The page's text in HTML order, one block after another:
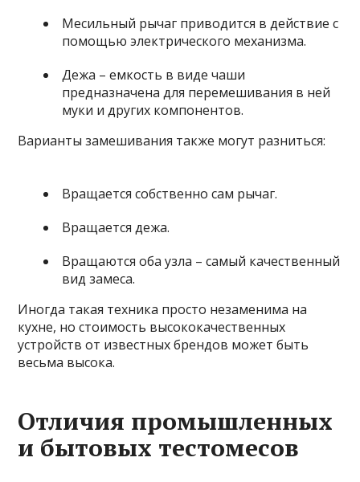
Месильный рычаг приводится в действие с
помощью электрического механизма.
Дежа – емкость в виде чаши
предназначена для перемешивания в ней
муки и других компонентов.
Варианты замешивания также могут разниться:
Вращается собственно сам рычаг.
Вращается дежа.
Вращаются оба узла – самый качественный
вид замеса.
Иногда такая техника просто незаменима на
кухне, но стоимость высококачественных
устройств от известных брендов может быть
весьма высока.
Отличия промышленных
и бытовых тестомесов